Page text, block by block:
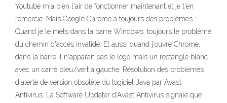
Youtube m'a bien l'air de fonctionner maintenant et je t'en
remercie. Mais Google Chrome a toujours des problèmes :
Quand je le mets dans la barre Windows, toujours le problème
du chemin d'accès invalide. Et aussi quand j'ouvre Chrome,
dans la barre il n'apparait pas le logo mais un rectangle blanc
avec un carré bleu/vert à gauche. Résolution des problèmes
d'alerte de version obsolète du logiciel Java par Avast
Antivirus. La Software Updater d'Avast Antivirus signale que